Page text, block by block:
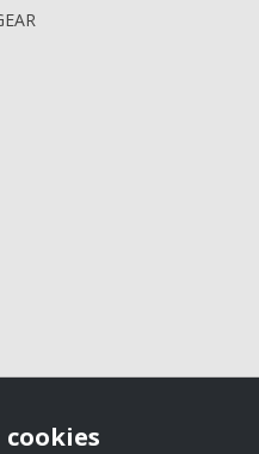
cookies